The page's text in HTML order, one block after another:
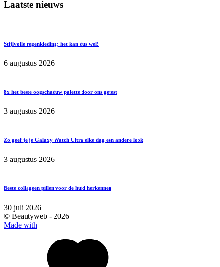
Laatste nieuws
Stijlvolle regenkleding; het kan dus wel!
6 augustus 2026
8x het beste oogschaduw palette door ons getest
3 augustus 2026
Zo geef je je Galaxy Watch Ultra elke dag een andere look
3 augustus 2026
Beste collageen pillen voor de huid herkennen
30 juli 2026
© Beautyweb - 2026
Made with